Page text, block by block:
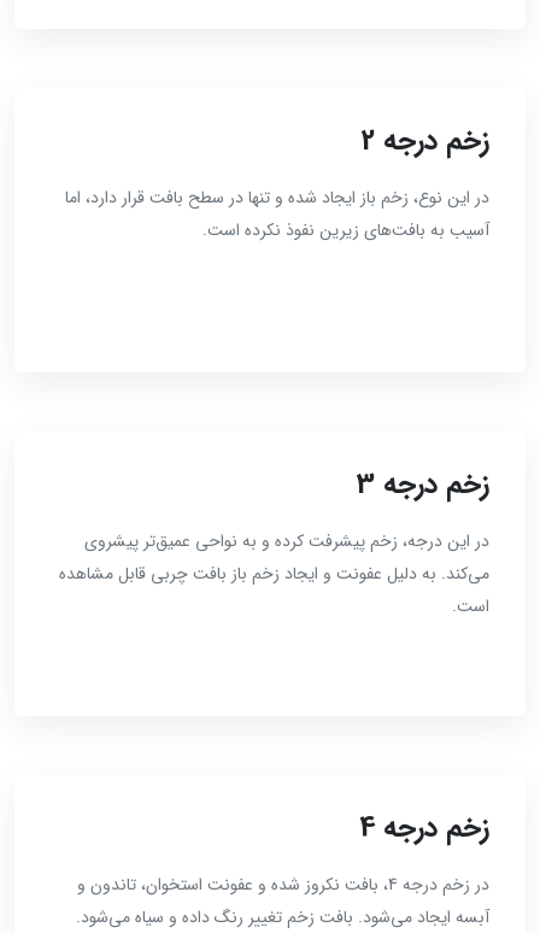
زخم درجه 2
در این نوع، زخم باز ایجاد شده و تنها در سطح بافت قرار دارد، اما
آسیب به بافت‌های زیرین نفوذ نکرده است.
زخم درجه 3
در این درجه، زخم پیشرفت کرده و به نواحی عمیق‌تر پیشروی
می‌کند. به دلیل عفونت و ایجاد زخم باز بافت چربی قابل مشاهده
است.
زخم درجه 4
در زخم درجه 4، بافت نکروز شده و عفونت استخوان، تاندون و
آبسه ایجاد می‌شود. بافت زخم تغییر رنگ داده و سیاه می‌شود.